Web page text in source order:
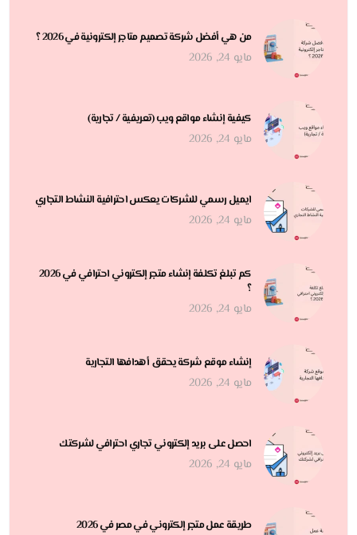
من هي أفضل شركة تصميم متاجر إلكترونية في 2026 ؟
مايو 24, 2026
كيفية إنشاء مواقع ويب (تعريفية / تجارية)
مايو 24, 2026
ايميل رسمي للشركات يعكس احترافية النشاط التجاري
مايو 24, 2026
كم تبلغ تكلفة إنشاء متجر إلكتروني احترافي في 2026
؟
مايو 24, 2026
إنشاء موقع شركة يحقق أهدافها التجارية
مايو 24, 2026
احصل على بريد إلكتروني تجاري احترافي لشركتك
مايو 24, 2026
طريقة عمل متجر إلكتروني في مصر في 2026